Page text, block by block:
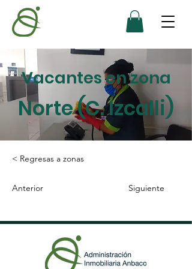
Vacantes en zona
Norte (C. Izcalli)
< Regresas a zonas
Anterior Siguiente